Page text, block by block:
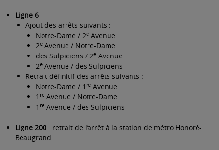
Ligne 6
Ajout des arrêts suivants :
Notre-Dame / 2e Avenue
2e Avenue / Notre-Dame
des Sulpiciens / 2e Avenue
2e Avenue / des Sulpiciens
Retrait définitif des arrêts suivants :
Notre-Dame / 1 re Avenue
1 re Avenue / Notre-Dame
1 re Avenue / des Sulpiciens
Ligne 200 : retrait de l’arrêt à la station de métro Honoré-
Beaugrand